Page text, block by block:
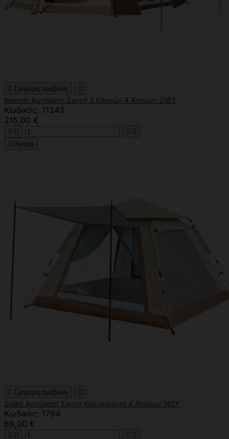
 Γρήγορη προβολή 
Keumer Αυτόματη Σκηνή 3 Εποχών 4 Ατόμων 218Υ
Κωδικός: 11243
215,00 €
   
 Αγορά
 Γρήγορη προβολή 
Solart Αυτόματη Σκηνή Καλοκαιρινή 4 Ατόμων 145Υ
Κωδικός: 1794
69,00 €
   